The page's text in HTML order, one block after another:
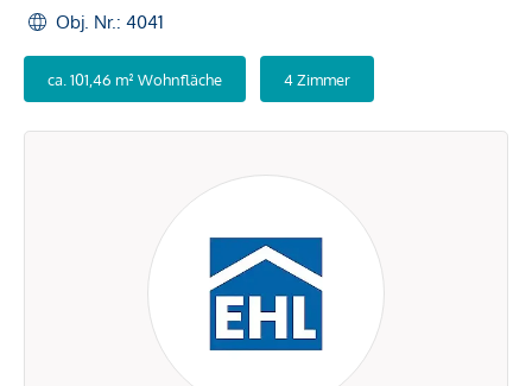
Obj. Nr.: 4041
ca. 101,46 m² Wohnfläche 4 Zimmer